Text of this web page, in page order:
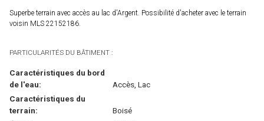
Superbe terrain avec accès au lac d'Argent. Possibilité d'acheter avec le terrain
voisin MLS 22152186.
PARTICULARITÉS DU BÂTIMENT :
Caractéristiques du bord
de l'eau:
Accès, Lac
Caractéristiques du
terrain:
Boisé